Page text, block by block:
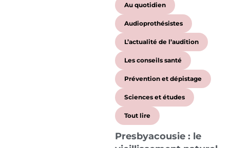
Au quotidien
Audioprothésistes
L’actualité de l’audition
Les conseils santé
Prévention et dépistage
Sciences et études
Tout lire
Presbyacousie : le